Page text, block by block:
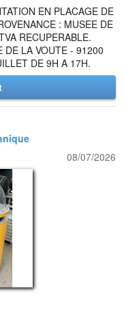
EN PLACAGE DE
: MUSEE DE
RECUPERABLE.
DE LA VOUTE - 91200
DE 9H A 17H.
08/07/2026